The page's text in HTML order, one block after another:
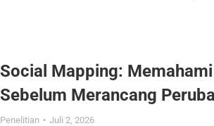
Social Mapping:
Sebelum Merancang
Penelitian Juli 2, 2026